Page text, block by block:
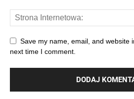
Save my name, email, and website
next time I comment.